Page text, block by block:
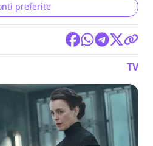
preferite
TV